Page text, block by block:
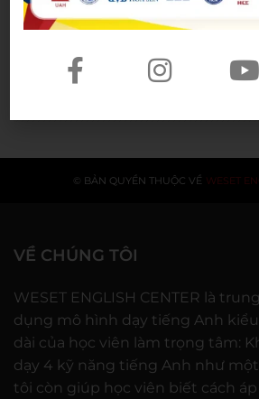
Người phụ nữ
gần 60 năm được
20/07/2026
© BẢN QUYỀN THUỘC VỀ WESET
VỀ CHÚNG TÔI
WESET ENGLISH CENTER là
dụng mô hình dạy tiếng Anh kiểu
dài của học viên làm trọng tâm:
dạy 4 kỹ năng tiếng Anh như
tôi còn giúp học viên biết cách